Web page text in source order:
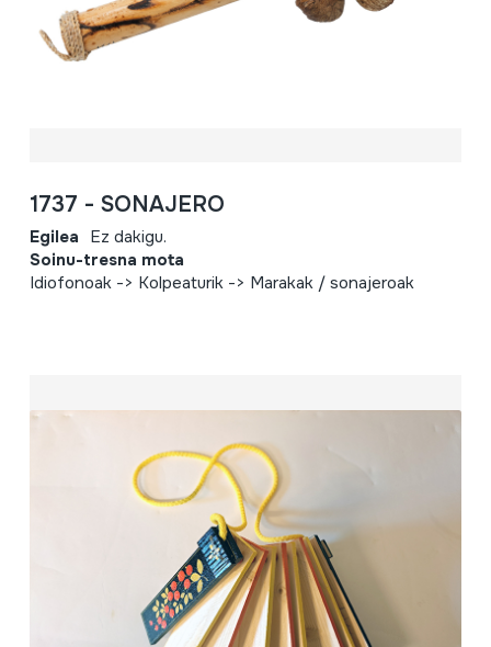
1737 - SONAJERO
Egilea Ez dakigu.
Soinu-tresna mota
Idiofonoak -> Kolpeaturik -> Marakak / sonajeroak